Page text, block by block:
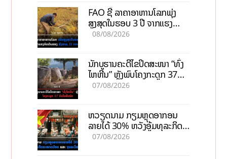
FAO ຊີ້ ລາຄາອາຫານໂລກພຸ່ງ
ສູງສຸດໃນຮອບ 3 ປີ ຈາກແຮງ
ກົດດັນຂອງສົງຄາມ, El nino
08/08/2026
ນັກບູຮານຄະດີໄຂປິດສະໜາ “ທົ່ງ
ໄຫຫີນ” ຫຼັງພົບໂຄງກະດູກ 37
ຄົນໃນຫີນຍັກ
07/08/2026
ຫວຽດນາມ ກຽມຫຼຸດອາກອນ
ລາຍໄດ້ 30% ຫວັງອູ້ມທຸລະກິດ
ຂະໜາດນ້ອຍ ແລະ ຈຸນລະ
07/08/2026